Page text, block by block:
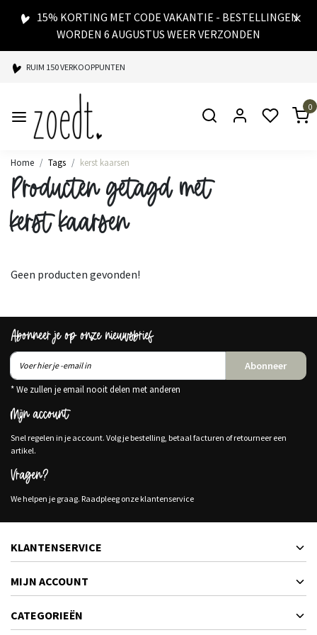
15% KORTING MET CODE VAKANTIE - BESTELLINGEN
WORDEN 6 AUGUSTUS WEER VERZONDEN
RUIM 150 VERKOOPPUNTEN
SPAARPUNTEN BIJ ELKE AANKOOP
SNELLE LEVERING
0
Home Tags kerst kaarsen
Producten getagd met
kerst kaarsen
Geen producten gevonden!
Abonneer je op onze nieuwsbrief
Abonneer
* We zullen je email nooit delen met anderen
Mijn account
Snel regelen in je account. Volg je bestelling, betaal facturen of retourneer een
artikel.
Vragen?
We helpen je graag. Raadpleeg onze klantenservice
KLANTENSERVICE
MIJN ACCOUNT
CATEGORIEËN